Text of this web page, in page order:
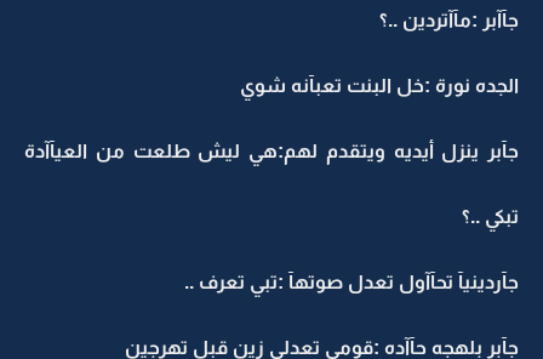
جآآبر :مآآتردين ..؟
الجده نورة :خل البنت تعبآنه شوي
جآبر ينزل أيديه ويتقدم لهم:هي ليش طلعت من العيآآدة
تبكي ..؟
جآردينيآ تحآآول تعدل صوتهآ :تبي تعرف ..
جآبر بلهجه حآآده :قومي تعدلي زين قبل تهرجين